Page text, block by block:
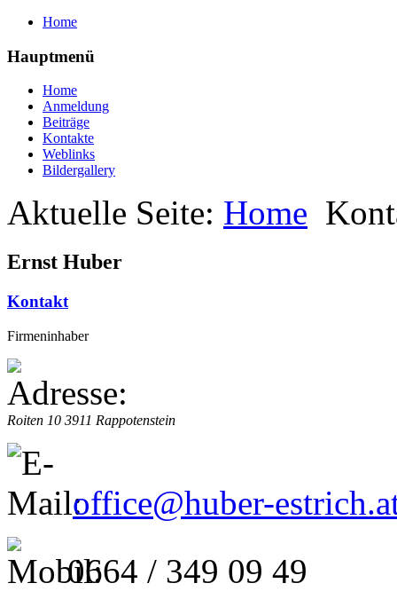
Home
Hauptmenü
Home
Anmeldung
Beiträge
Kontakte
Weblinks
Bildergallery
Aktuelle Seite: Home
Ernst Huber
Kontakt
Firmeninhaber
Roiten 10 3911 Rappotenstein
office@huber-
0664 / 349 09 49